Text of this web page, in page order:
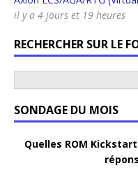
il y a 4 jours et 19 heures
RECHERCHER SUR LE
SONDAGE DU MOIS
Quelles ROM